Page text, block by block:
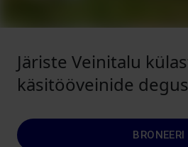
Järiste Veinitalu
käsitööveinide
BRONEERI